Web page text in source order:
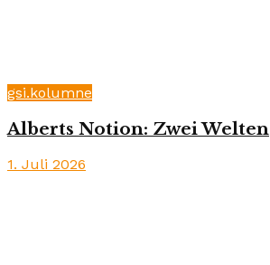
gsi.kolumne
Alberts Notion: Zwei Welten
1. Juli 2026